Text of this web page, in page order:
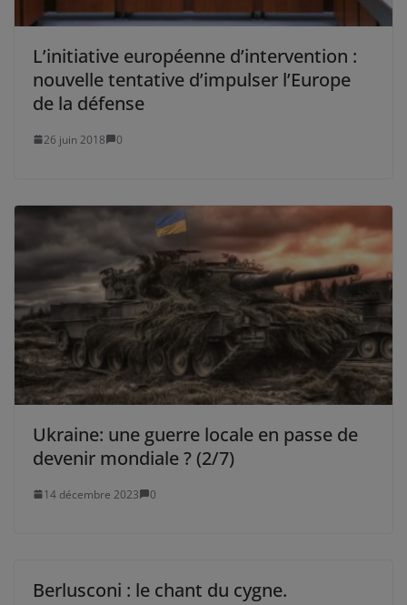
L’initiative européenne d’intervention :
nouvelle tentative d’impulser l’Europe
de la défense
26 juin 2018 0
Ukraine: une guerre locale en passe de
devenir mondiale ? (2/7)
14 décembre 2023 0
Berlusconi : le chant du cygne.